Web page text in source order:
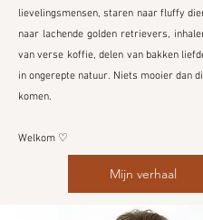
lievelingsmensen, staren naar fluffy
naar lachende golden retrievers,
van verse koffie, delen van bakken
in ongerepte natuur. Niets mooier dan
komen.
Welkom ♡
Mijn verhaal